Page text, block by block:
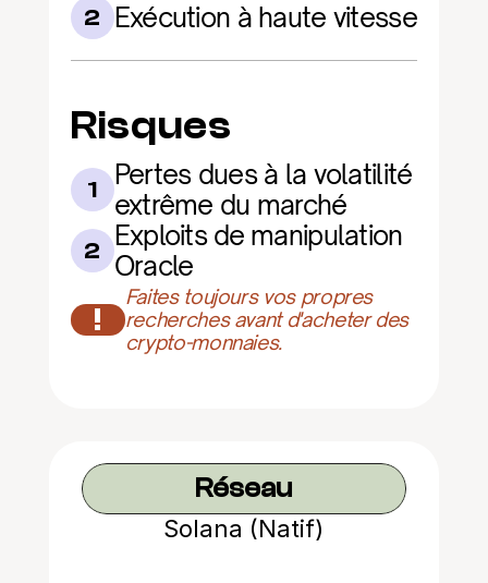
2 Exécution à haute vitesse
Risques
1
Pertes dues à la volatilité
extrême du marché
2 Exploits de manipulation
Oracle
!
Faites toujours vos propres
recherches avant d'acheter des
crypto-monnaies.
Réseau
Solana (Natif)